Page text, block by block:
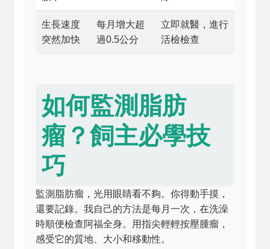
生長速度
突然加快
每月增大超
過0.5公分
立即就醫，進行
活檢檢查
如何監測脂肪
瘤？飼主必學技
巧
監測脂肪瘤，光用眼睛看不夠。你得動手摸，
還要記錄。我自己的方法是每月一次，在洗澡
時順便檢查阿福全身。用指尖輕輕按壓腫瘤，
感受它的質地、大小和移動性。